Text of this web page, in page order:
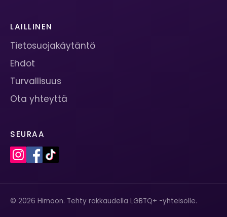
LAILLINEN
Tietosuojakäytäntö
Ehdot
Turvallisuus
Ota yhteyttä
SEURAA
© 2026 Himoon. Tehty rakkaudella LGBTQ+ -yhteisölle.